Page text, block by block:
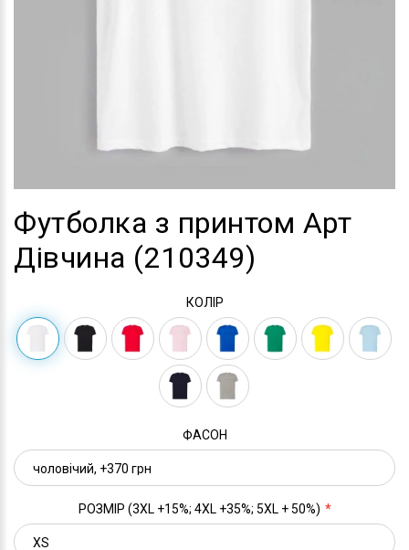
Футболка з принтом Арт
Дівчина (210349)
КОЛІР
ФАСОН
РОЗМІР (3XL +15%; 4XL +35%; 5XL + 50%)